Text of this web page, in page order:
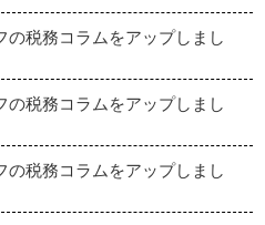
税務コラムをアップしまし
税務コラムをアップしまし
税務コラムをアップしまし